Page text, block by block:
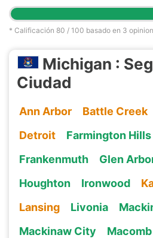
* Calificación 80 / 100 basado en 3
Michigan :
Ciudad
Ann Arbor Battle Creek
Detroit
Farmington Hills
Frankenmuth
Glen
Houghton
Ironwood
Lansing
Livonia
Mackinaw City
Macomb